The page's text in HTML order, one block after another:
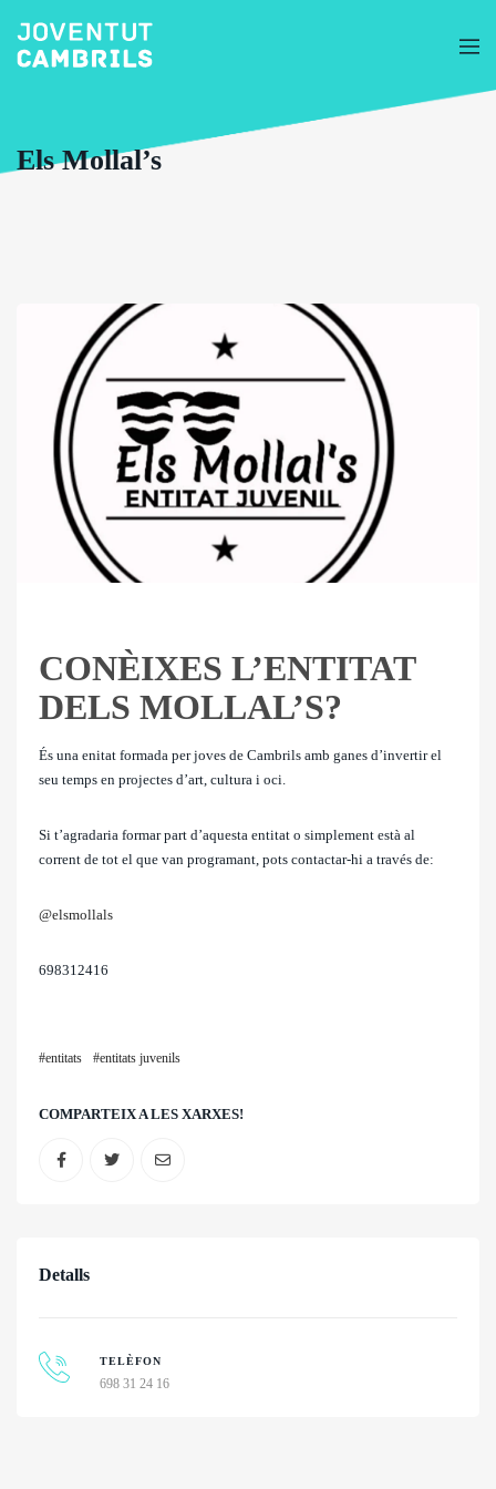
Els Mollal’s
CONÈIXES L’ENTITAT
DELS MOLLAL’S?
És una enitat formada per joves de Cambrils amb ganes d’invertir el
seu temps en projectes d’art, cultura i oci.
Si t’agradaria formar part d’aquesta entitat o simplement està al
corrent de tot el que van programant, pots contactar-hi a través de:
@elsmollals
698312416
entitats entitats juvenils
COMPARTEIX A LES XARXES!
Detalls
TELÈFON
698 31 24 16